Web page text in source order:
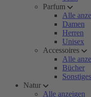
Parfum
Alle
Damen
Herren
Unisex
Accessoires
Alle
Bücher
Sonstiges
Natur
Alle anzeigen